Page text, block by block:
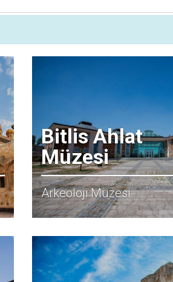
Bitlis Ahlat
Müzesi
Arkeoloji Müzesi